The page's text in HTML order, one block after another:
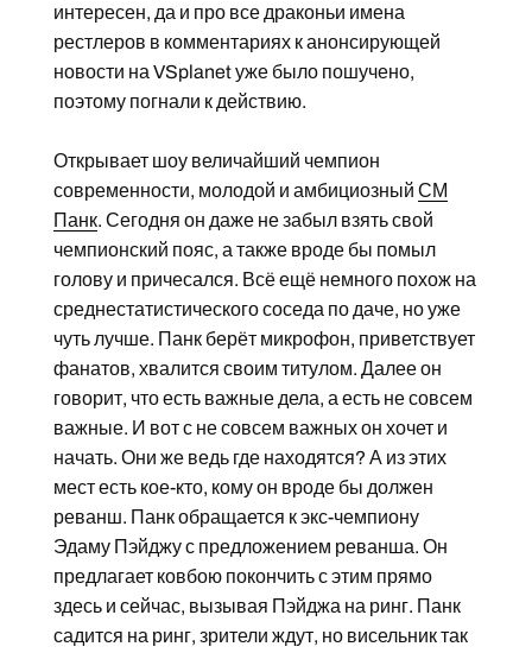
интересен, да и про все драконьи имена
рестлеров в комментариях к анонсирующей
новости на VSplanet уже было пошучено,
поэтому погнали к действию.
Открывает шоу величайший чемпион
современности, молодой и амбициозный СМ
Панк. Сегодня он даже не забыл взять свой
чемпионский пояс, а также вроде бы помыл
голову и причесался. Всё ещё немного похож на
среднестатистического соседа по даче, но уже
чуть лучше. Панк берёт микрофон, приветствует
фанатов, хвалится своим титулом. Далее он
говорит, что есть важные дела, а есть не совсем
важные. И вот с не совсем важных он хочет и
начать. Они же ведь где находятся? А из этих
мест есть кое-кто, кому он вроде бы должен
реванш. Панк обращается к экс-чемпиону
Эдаму Пэйджу с предложением реванша. Он
предлагает ковбою покончить с этим прямо
здесь и сейчас, вызывая Пэйджа на ринг. Панк
садится на ринг, зрители ждут, но висельник так